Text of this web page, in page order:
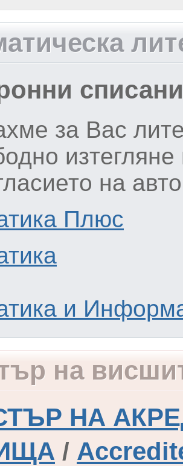
за Вас
на
Плюс
и
на
НА
/